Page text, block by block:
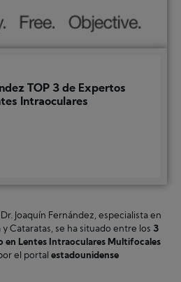
TOP 3 de Expertos
Intraoculares
Joaquín Fernández, especialista en
Cataratas, se ha situado entre los 3
en Lentes Intraoculares Multifocales
el portal estadounidense